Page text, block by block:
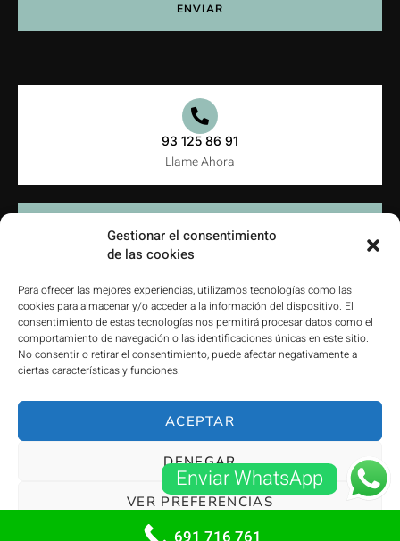
Gestionar el consentimiento
de las cookies
Para ofrecer las mejores experiencias, utilizamos tecnologías como las
cookies para almacenar y/o acceder a la información del dispositivo. El
consentimiento de estas tecnologías nos permitirá procesar datos como el
comportamiento de navegación o las identificaciones únicas en este sitio.
No consentir o retirar el consentimiento, puede afectar negativamente a
ciertas características y funciones.
ACEPTAR
DENEGAR
VER PREFERENCIAS
ENVIAR
93 125 86 91
Llame Ahora
dalmauserrallers@gmail.com
Trabajamos en
Provincia de Barcelona
© Dalmauserrallers.com. Todos los derechos reservados
Enviar WhatsApp
691 716 761